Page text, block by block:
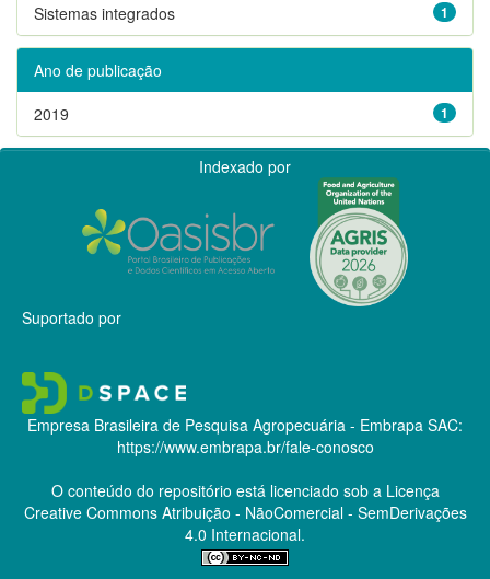
1
Sistemas integrados
Ano de publicação
1
2019
Indexado por
Suportado por
Empresa Brasileira de Pesquisa Agropecuária - Embrapa SAC:
https://www.embrapa.br/fale-conosco
O conteúdo do repositório está licenciado sob a Licença
Creative CommonsAtribuição - NãoComercial - SemDerivações
4.0 Internacional.